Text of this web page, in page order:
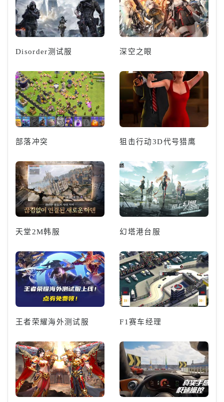
Disorder测试服 深空之眼
部落冲突 狙击行动3D代号猎鹰
天堂2M韩服 幻塔港台服
王者荣耀海外测试服 F1赛车经理